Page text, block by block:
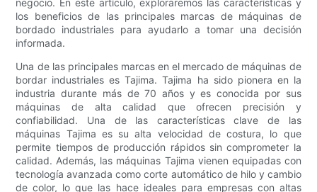
negocio. En este artículo, exploraremos las características y
los beneficios de las principales marcas de máquinas de
bordado industriales para ayudarlo a tomar una decisión
informada.
Una de las principales marcas en el mercado de máquinas de
bordar industriales es Tajima. Tajima ha sido pionera en la
industria durante más de 70 años y es conocida por sus
máquinas de alta calidad que ofrecen precisión y
confiabilidad. Una de las características clave de las
máquinas Tajima es su alta velocidad de costura, lo que
permite tiempos de producción rápidos sin comprometer la
calidad. Además, las máquinas Tajima vienen equipadas con
tecnología avanzada como corte automático de hilo y cambio
de color, lo que las hace ideales para empresas con altas